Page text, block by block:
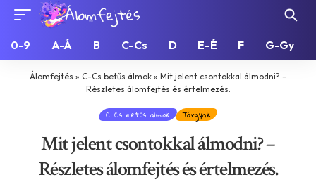
0-9 A-Á B C-Cs D E-É F G-Gy
Álomfejtés » C-Cs betűs álmok» Mit jelent csontokkal álmodni? –
Részletes álomfejtés és értelmezés.
C-Cs betűs álmok Tárgyak
Mit jelent csontokkal álmodni? –
Részletes álomfejtés és értelmezés.